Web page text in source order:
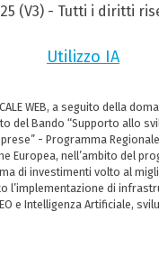
(V3) - Tutti i diritti
Utilizzo IA
WEB, a seguito della
del Bando “Supporto allo
- Programma
Europea, nell’ambito del
di investimenti volto al
l’implementazione di
e Intelligenza Artificiale,